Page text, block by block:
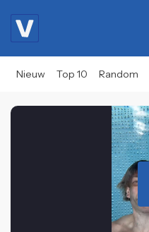
Nieuw Top 10 Random